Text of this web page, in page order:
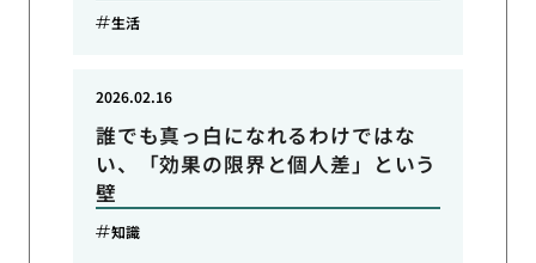
生活
誰でも真っ白になれるわけではな
い、「効果の限界と個人差」という
壁
2026.02.16
知識